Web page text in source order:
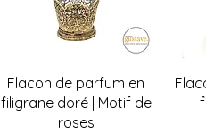
Quick View
Flacon de parfum en
filigrane doré | Motif de
roses